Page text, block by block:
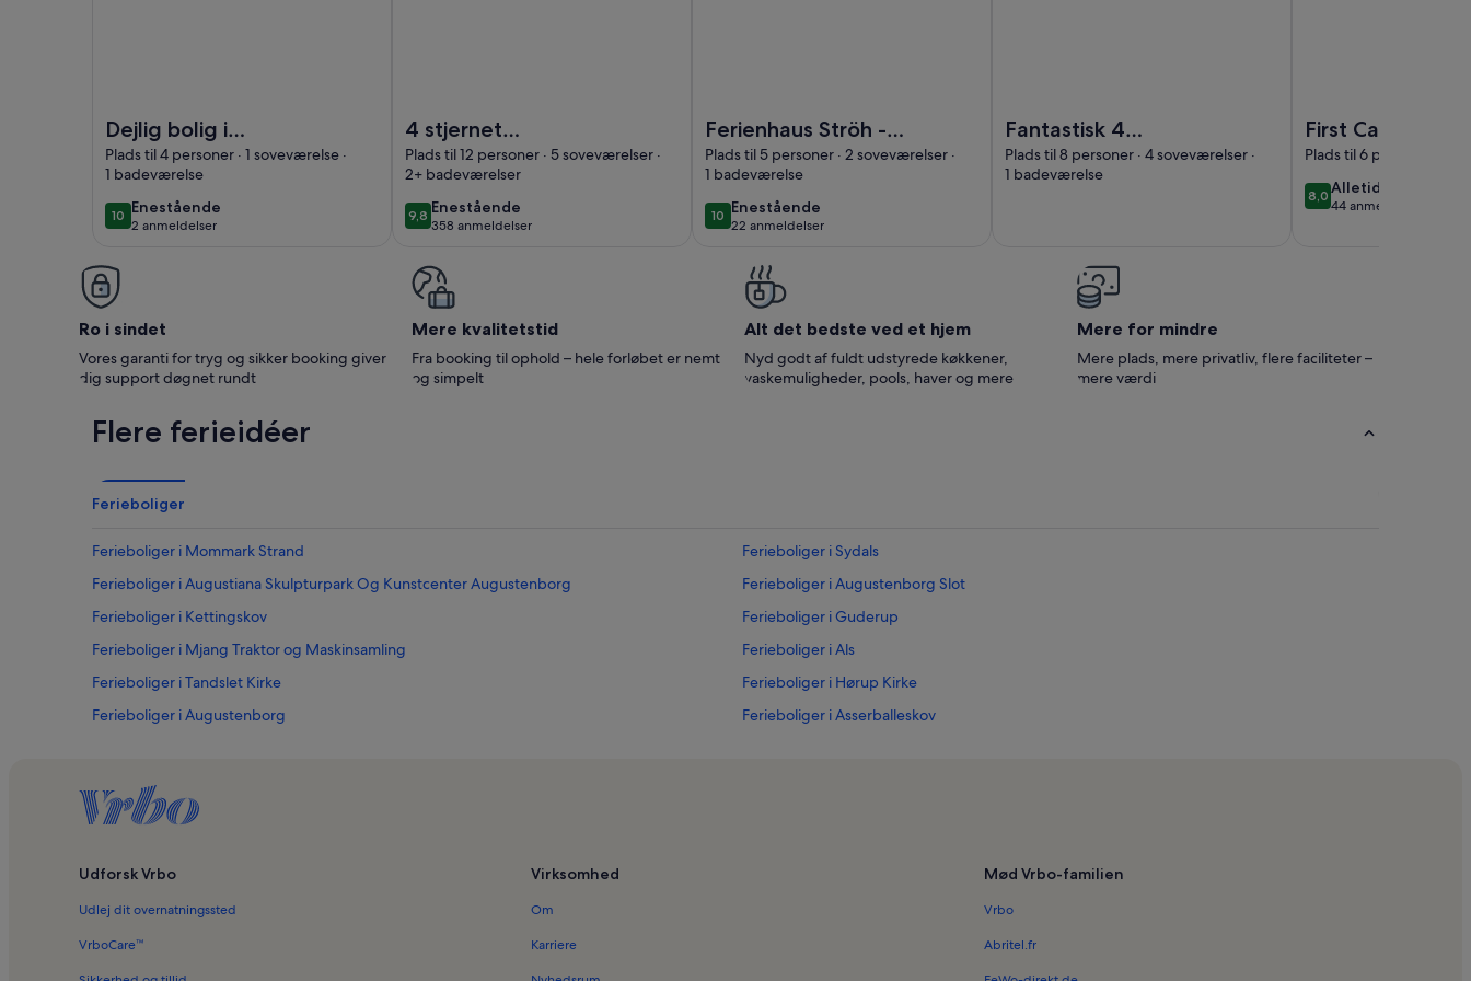
Dejlig bolig i
Augustenborg med
køkken
Plads til 4 personer · 1 soveværelse ·
1 badeværelse
1010 ud af 10
Enestående
enestående
2 anmeldelser
(2
4 stjernet
sommerhus i
Nordborg
Plads til 12 personer · 5 soveværelser ·
2+ badeværelser
9,89,8 ud af 10
Enestående
enestående
358 anmeldelser
(358
Ferienhaus Ströh -
Hyggelig
bjælkehytte på
historiske
Dreiseithof
Plads til 5 personer · 2 soveværelser ·
1 badeværelse
1010 ud af 10
Enestående
enestående
22 anmeldelser
(22
Fantastisk 4
værelses bolig i
Gråsten
Plads til 8 personer · 4 soveværelser ·
1 badeværelse
First Camp
Strand
Plads til 6 personer · 1
8,08,0 ud af 10
Alletiders
alletiders
44 anmeldelser
(44
Ro i sindet
Vores garanti for tryg og sikker booking giver
dig support døgnet rundt
Mere kvalitetstid
Fra booking til ophold – hele forløbet er nemt
og simpelt
Alt det bedste ved et hjem
Nyd godt af fuldt udstyrede køkkener,
vaskemuligheder, pools, haver og mere
Mere for mindre
Mere plads, mere privatliv, flere faciliteter –
mere værdi
Flere ferieidéer
Ferieboliger
Ferieboliger i Mommark Strand
Ferieboliger i Sydals
Ferieboliger i Augustiana Skulpturpark Og Kunstcenter Augustenborg
Ferieboliger i Augustenborg Slot
Ferieboliger i Kettingskov
Ferieboliger i Guderup
Ferieboliger i Mjang Traktor og Maskinsamling
Ferieboliger i Als
Ferieboliger i Tandslet Kirke
Ferieboliger i Hørup Kirke
Ferieboliger i Augustenborg
Ferieboliger i Asserballeskov
Ferieboliger i Lysabild Kirke
Udforsk Vrbo
Udlej dit overnatningssted
VrboCare™
Virksomhed
Om
Karriere
Mød Vrbo-familien
Vrbo
Abritel.fr